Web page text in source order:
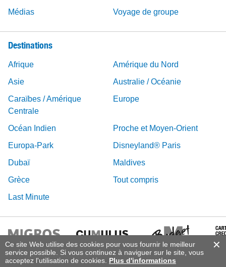
Ce site Web utilise des cookies pour vous fournir le meilleur
service possible. Si vous continuez à naviguer sur le site, vous
acceptez l'utilisation de cookies. Plus d'informations
Médias
Voyage de groupe
Destinations
Afrique
Amérique du Nord
Asie
Australie / Océanie
Caraïbes / Amérique
Centrale
Europe
Océan Indien
Proche et Moyen-Orient
Europa-Park
Disneyland® Paris
Dubaï
Maldives
Grèce
Tout compris
Last Minute
© 2026 Vacances Migros, DERTOUR Suisse SA